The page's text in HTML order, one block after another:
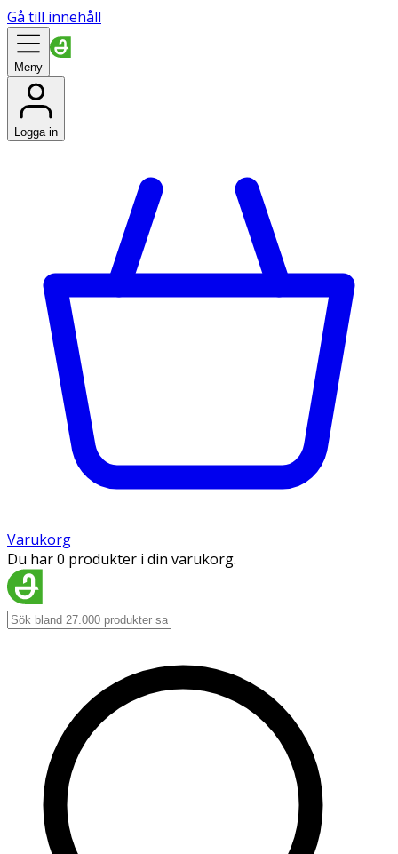
Gå till innehåll
Meny
Logga in
Varukorg
Du har 0 produkter i din varukorg.